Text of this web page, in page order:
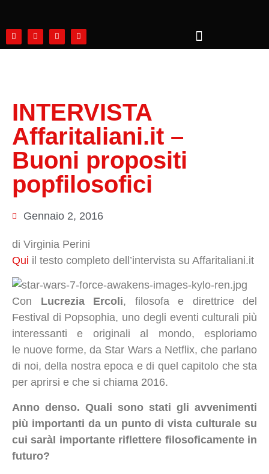
INTERVISTA
Affaritaliani.it –
Buoni propositi
popfilosofici
Gennaio 2, 2016
di Virginia Perini
Qui il testo completo dell’intervista su Affaritaliani.it
Con Lucrezia Ercoli, filosofa e direttrice del
Festival di Popsophia, uno degli eventi culturali più
interessanti e originali al mondo, esploriamo
le nuove forme, da Star Wars a Netflix, che parlano
di noi, della nostra epoca e di quel capitolo che sta
per aprirsi e che si chiama 2016.
Anno denso. Quali sono stati gli avvenimenti
più importanti da un punto di vista culturale su
cui saràI importante riflettere filosoficamente in
futuro?